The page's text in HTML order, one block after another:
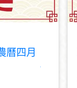
曆四月